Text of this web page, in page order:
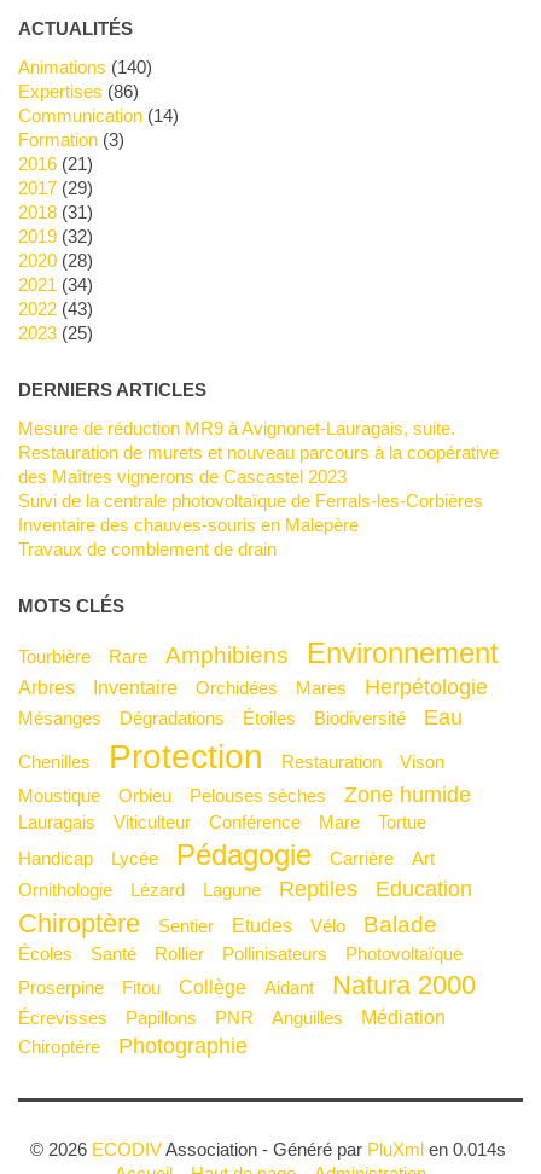
ACTUALITÉS
Animations (140)
Expertises (86)
Communication(14)
Formation(3)
2016(21)
2017(29)
2018(31)
2019(32)
2020(28)
2021 (34)
2022(43)
2023(25)
DERNIERS ARTICLES
Mesure de réduction MR9 à Avignonet-Lauragais, suite.
Restauration de murets et nouveau parcours à la coopérative
des Maîtres vignerons de Cascastel 2023
Suivi de la centrale photovoltaïque de Ferrals-les-Corbières
Inventaire des chauves-souris en Malepère
Travaux de comblement de drain
MOTS CLÉS
Tourbière Rare Amphibiens Environnement
Arbres Inventaire Orchidées Mares Herpétologie
Mésanges Dégradations Étoiles Biodiversité Eau
Chenilles Protection Restauration
Vison
Moustique
Orbieu Pelouses sèches Zone humide
Lauragais Viticulteur Conférence mare
Tortue
Handicap
Lycée Pédagogie Carrière
Art
Ornithologie
Lézard Lagune Reptiles Education
Chiroptère Sentier Etudes Vélo Balade
Écoles Santé Rollier Pollinisateurs
Photovoltaïque
Proserpine
Fitou Collège Aidant Natura 2000
Écrevisses Papillons PNR Anguilles Médiation
Chiroptére Photographie
© 2026 ECODIVAssociation - Généré par PluXml en 0.014s